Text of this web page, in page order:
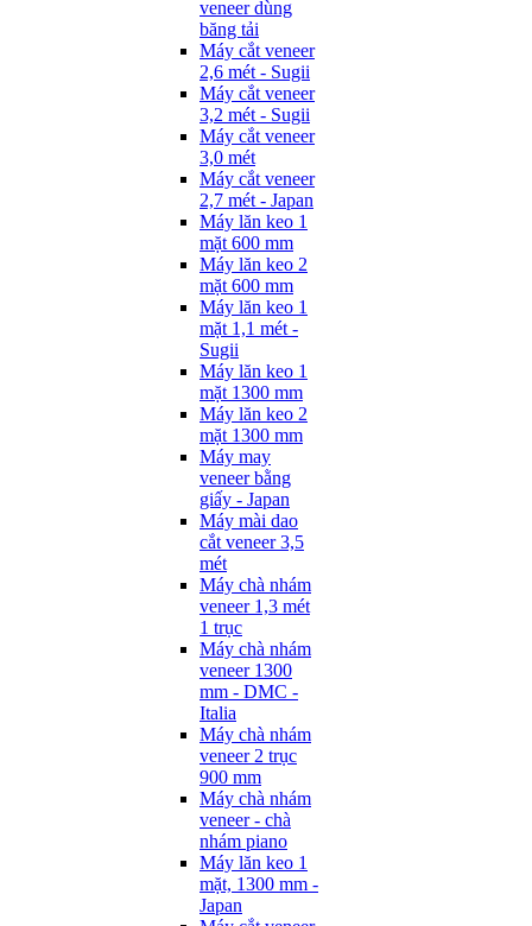
veneer dùng
băng tải
Máy cắt veneer
2,6 mét - Sugii
Máy cắt veneer
3,2 mét - Sugii
Máy cắt veneer
3,0 mét
Máy cắt veneer
2,7 mét - Japan
Máy lăn keo 1
mặt 600 mm
Máy lăn keo 2
mặt 600 mm
Máy lăn keo 1
mặt 1,1 mét -
Sugii
Máy lăn keo 1
mặt 1300 mm
Máy lăn keo 2
mặt 1300 mm
Máy may
veneer bằng
giấy - Japan
Máy mài dao
cắt veneer 3,5
mét
Máy chà nhám
veneer 1,3 mét
1 trục
Máy chà nhám
veneer 1300
mm - DMC -
Italia
Máy chà nhám
veneer 2 trục
900 mm
Máy chà nhám
veneer - chà
nhám piano
Máy lăn keo 1
mặt, 1300 mm -
Japan